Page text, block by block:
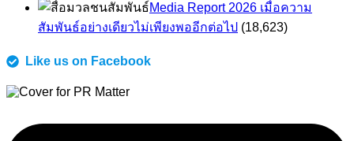
Media Report 2026 เมื่อความ
สัมพันธ์อย่างเดียวไม่เพียงพออีกต่อไป (18,623)
Like us on Facebook